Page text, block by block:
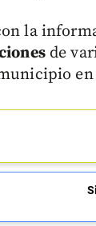
la
de
en